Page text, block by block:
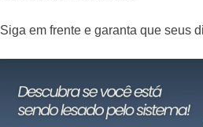
Siga em frente e garanta que seus